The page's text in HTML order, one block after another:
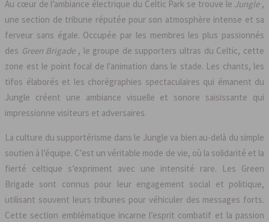
Au cœur de l’ambiance électrique du Celtic Park se trouve le Jungle ,
une section de tribune réputée pour son atmosphère intense et sa
ferveur sans égale. Occupée par les membres les plus passionnés
des Green Brigade , le groupe de supporters ultras du Celtic, cette
zone est le point focal de l’animation dans le stade. Les chants, les
tifos élaborés et les chorégraphies spectaculaires qui émanent du
Jungle créent une ambiance visuelle et sonore saisissante qui
impressionne visiteurs et adversaires.
La culture du supportérisme dans le Jungle va bien au-delà du simple
soutien à l’équipe. C’est un véritable mode de vie, où la solidarité et la
fierté celtique s’expriment avec une intensité rare. Les Green
Brigade sont connus pour leur engagement social et politique,
utilisant souvent leurs tribunes pour véhiculer des messages forts.
Cette section emblématique incarne l’esprit combatif et la passion